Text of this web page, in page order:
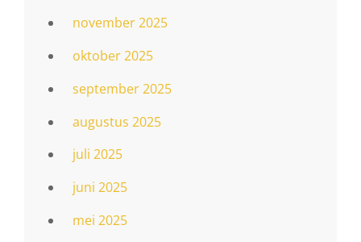
november 2025
oktober 2025
september 2025
augustus 2025
juli 2025
juni 2025
mei 2025